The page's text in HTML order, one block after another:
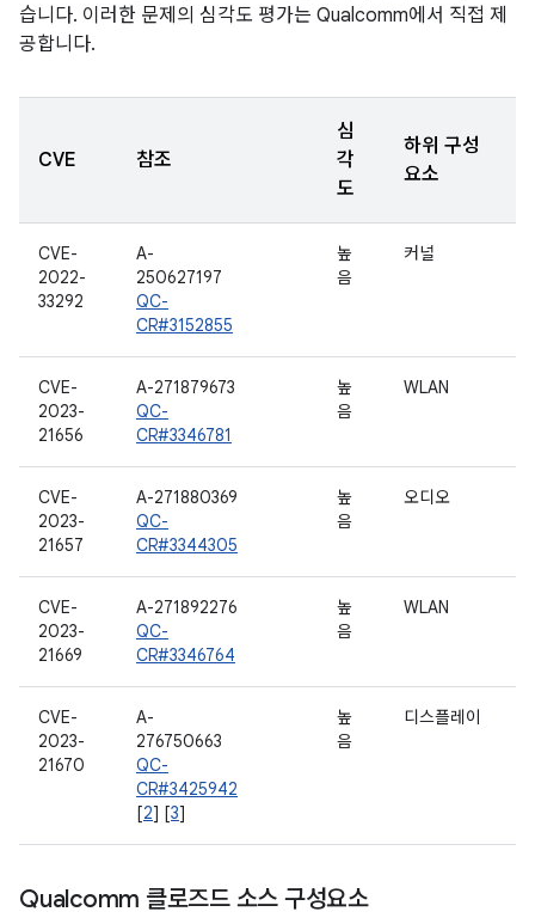
습니다. 이러한 문제의 심각도 평가는 Qualcomm에서 직접 제
공합니다.
CVE 참조
심
각
도
하위 구성
요소
CVE-
2022-
33292
A-
250627197
QC-
CR#3152855
높
음
커널
CVE-
2023-
21656
A-271879673
QC-
CR#3346781
높
음
WLAN
CVE-
2023-
21657
A-271880369
QC-
CR#3344305
높
음
오디오
CVE-
2023-
21669
A-271892276
QC-
CR#3346764
높
음
WLAN
CVE-
2023-
21670
A-
276750663
QC-
CR#3425942
[2] [3]
높
음
디스플레이
Qualcomm 클로즈드 소스 구성요소